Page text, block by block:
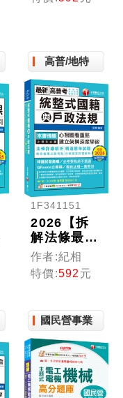
概要)〔十
特考）
高普/地特
1F341151
2026【拆
解法條最實
用】統整式
國籍與戶政
法規（高普
考）
作者:紀相
特價:592 元
國民營事業